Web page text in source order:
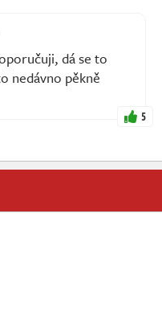
dá se to
nedávno pěkně
5